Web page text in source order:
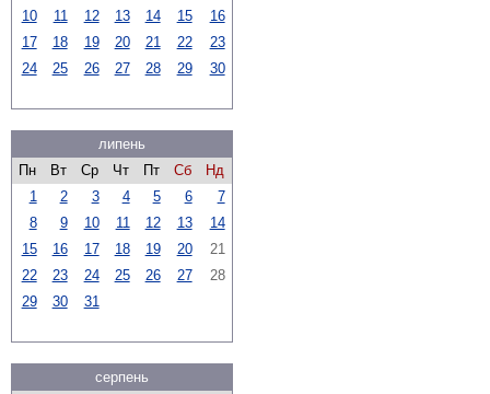
10
11 12 13 14 15
16
17
18 19 20 21 22
23
24
25 26 27 28 29 30
липень
Пн
Вт Ср Чт Пт Сб
Нд
1
2 3 4 5 6
7
8
9 10 11 12 13
14
15
16 17 18 19 20
21
22
23 24 25 26 27
28
29
30 31
серпень